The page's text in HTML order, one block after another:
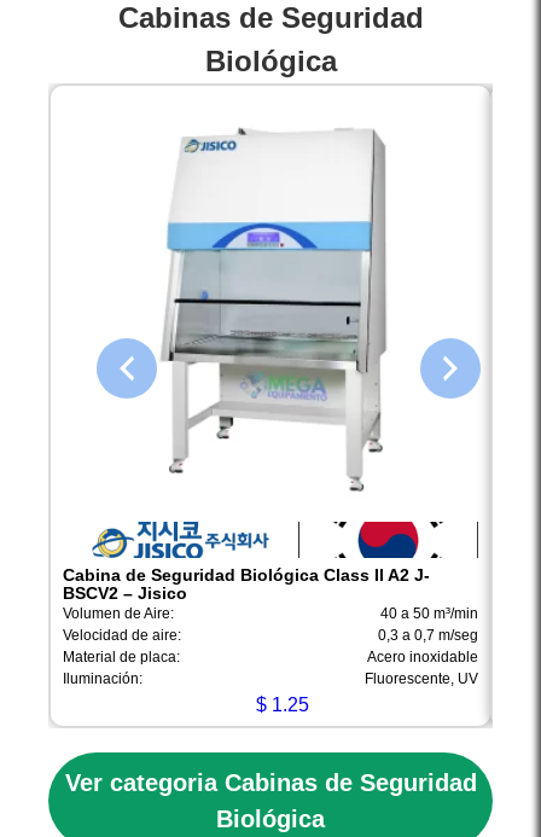
Cabinas de Seguridad
Biológica
Cabina de Seguridad Biológica Class II A2 J-
BSCV2 – Jisico
Volumen de Aire:
40 a 50 m³/min
Velocidad de aire:
0,3 a 0,7 m/seg
Material de placa:
Acero inoxidable
Iluminación:
Fluorescente, UV
$ 1.25
Ver categoria Cabinas de Seguridad
Biológica